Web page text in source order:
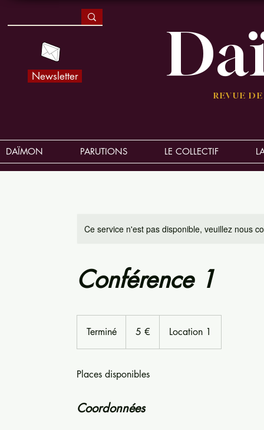
Newsletter
REVUE
DAÏMON PARUTIONS LE COLLECTIF
Ce service n'est pas disponible, veuillez nous
Conférence 1
Terminé
e
m
5 € Location 1
Places disponibles
Coordonnées